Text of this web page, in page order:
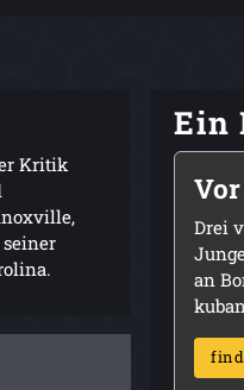
Kritik
seiner
Ein
Drei
an